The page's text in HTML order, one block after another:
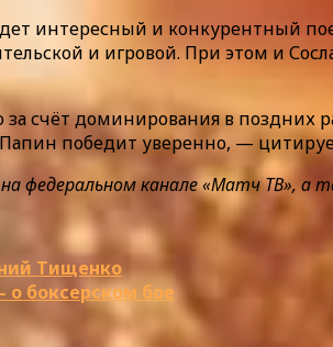
интересный и конкурентный
и игровой. При этом и
счёт доминирования в поздних
победит уверенно, —
федеральном канале «Матч ТВ», а
Тищенко
о боксерском бое